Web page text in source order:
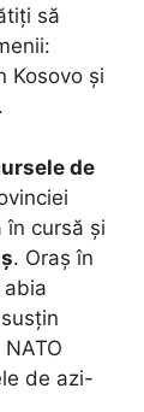
să
Kosovo și
de
în cursă și
. Oraș în
de azi-